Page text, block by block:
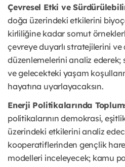
Çevresel Etki ve
doğa üzerindeki etkilerini
kirliliğine kadar somut
çevreye duyarlı stratejilerini ve
düzenlemelerini analiz ederek;
ve gelecekteki yaşam
hayatına uyarlayacaksın.
Enerji Politikalarında
politikalarının demokrasi,
üzerindeki etkilerini analiz
kooperatiflerinden gençlik
modelleri inceleyecek; kamu